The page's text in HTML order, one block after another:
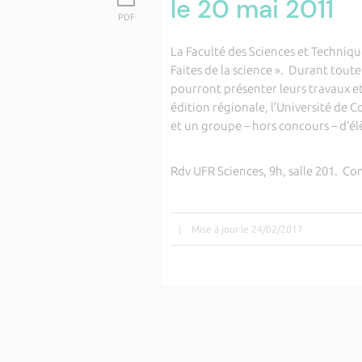
PDF le 20 mai 2011
La Faculté des Sciences et
Faites de la science ». Durant
pourront présenter leurs travaux
édition régionale, l’Université de
et un groupe – hors concours –
Rdv UFR Sciences, 9h, salle 201.
| Mise à jour le 24/02/2017